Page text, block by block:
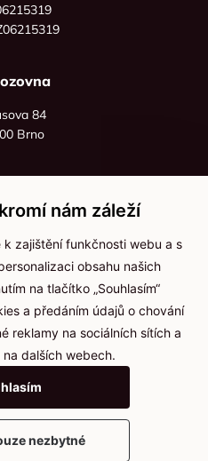
84
Brno
535 066
8:00 - 16:00
kam.cz
informace
údajů
nám záleží
zajištění funkčnosti webu a s
obsahu našich
na tlačítko „Souhlasím“
a předáním údajů o chování
reklamy na sociálních sítích a
dalších webech.
nezbytné